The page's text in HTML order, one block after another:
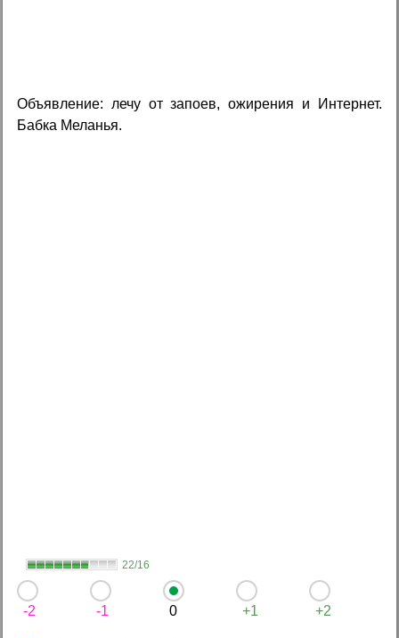
Объявление: лечу от запоев, ожирения и Интернет.
Бабка Меланья.
22/16
-2 -1 0 +1 +2